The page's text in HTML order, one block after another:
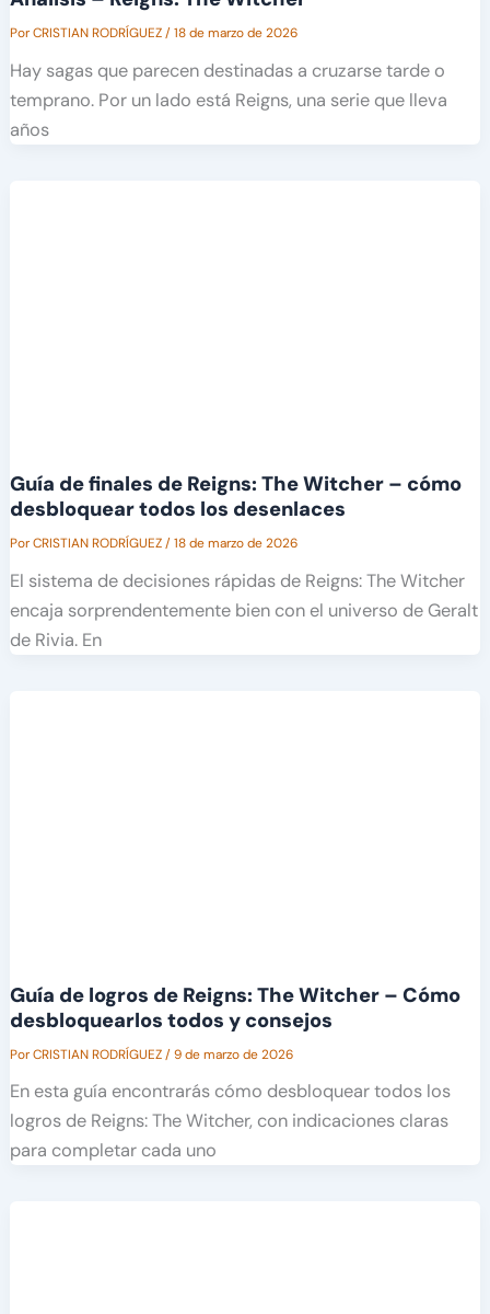
PorCRISTIAN RODRÍGUEZ/18 de marzo de 2026
Hay sagas que parecen destinadas a cruzarse tarde o
temprano. Por un lado está Reigns, una serie que lleva
años
Guía de finales de Reigns: The Witcher – cómo
desbloquear todos los desenlaces
PorCRISTIAN RODRÍGUEZ/18 de marzo de 2026
El sistema de decisiones rápidas de Reigns: The Witcher
encaja sorprendentemente bien con el universo de Geralt
de Rivia. En
Guía de logros de Reigns: The Witcher – Cómo
desbloquearlos todos y consejos
PorCRISTIAN RODRÍGUEZ/9 de marzo de 2026
En esta guía encontrarás cómo desbloquear todos los
logros de Reigns: The Witcher, con indicaciones claras
para completar cada uno